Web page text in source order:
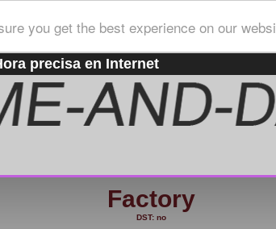
you get the best experience on our
precisa en Internet
Factory
DST: no